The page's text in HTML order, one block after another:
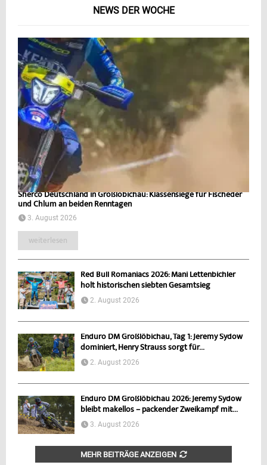
NEWS DER WOCHE
Sherco Deutschland in Großlöbichau: Klassensiege für Fischeder
und Chlum an beiden Renntagen
3. August 2026
weiterlesen
Red Bull Romaniacs 2026: Mani Lettenbichler
holt historischen siebten Gesamtsieg
2. August 2026
Enduro DM Großlöbichau, Tag 1: Jeremy Sydow
dominiert, Henry Strauss sorgt für...
2. August 2026
Enduro DM Großlöbichau 2026: Jeremy Sydow
bleibt makellos – packender Zweikampf mit...
3. August 2026
MEHR BEITRÄGE ANZEIGEN